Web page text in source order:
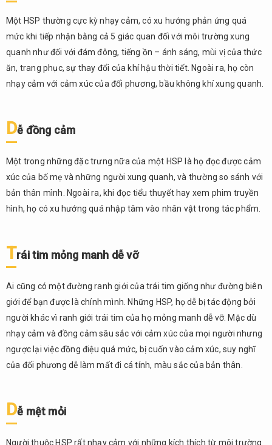
việc
bạn là
HSP
nhạy
một
phần
của
mình
ngự
4.3.
tạo
cho
mình
lối
và
vài sở
Một HSP thường cực kỳ nhạy cảm, có xu hướng phản ứng quá
mức khi tiếp nhận bằng cả 5 giác quan đối với môi trường xung
quanh như đối với đám đông, tiếng ồn – ánh sáng, mùi vị của thức
ăn, trang phục, sự thay đổi của khí hậu thời tiết. Ngoài ra, họ còn
nhạy cảm với cảm xúc của đối phương, bầu không khí xung quanh.
Dễ đồng cảm
Một trong những đặc trưng nữa của một HSP là họ đọc được cảm
xúc của bố mẹ và những người xung quanh, và thường so sánh với
bản thân mình. Ngoài ra, khi đọc tiểu thuyết hay xem phim truyền
hình, họ có xu hướng quá nhập tâm vào nhân vật trong tác phẩm.
Trái tim mỏng manh dễ vỡ
Ai cũng có một đường ranh giới của trái tim giống như đường biên
giới để bạn được là chính mình. Những HSP, họ dễ bị tác động bởi
người khác vì ranh giới trái tim của họ mỏng manh dễ vỡ. Mặc dù
nhạy cảm và đồng cảm sâu sắc với cảm xúc của mọi người nhưng
ngược lại việc đồng điệu quá mức, bị cuốn vào cảm xúc, suy nghĩ
của đối phương dễ làm mất đi cá tính, màu sắc của bản thân.
Dễ mệt mỏi
Người thuộc HSP rất nhạy cảm với những kích thích từ môi trường